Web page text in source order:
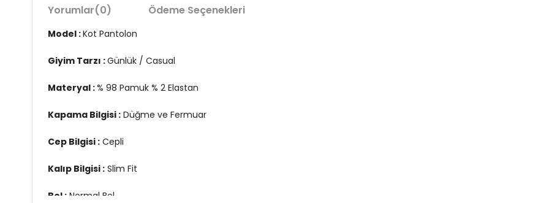
Yorumlar(0) Ödeme Seçenekleri
Model :Kot Pantolon
Giyim Tarzı :Günlük / Casual
Materyal :% 98 Pamuk % 2 Elastan
Kapama Bilgisi : Düğme ve Fermuar
Cep Bilgisi : Cepli
Kalıp Bilgisi : Slim Fit
Bel : Normal Bel